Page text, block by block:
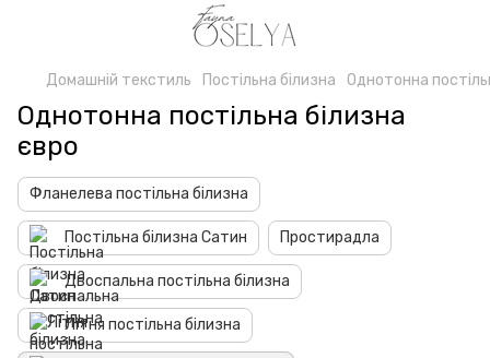
Домашній текстиль Постільна білизна Однотонна
Однотонна постільна білизна
євро
Фланелева постільна білизна
Постільна білизна Сатин Простирадла
Двоспальна постільна білизна
Літня постільна білизна